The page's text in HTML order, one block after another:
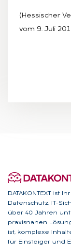
(Hessischer
vom 9. Juli
DATAKONTEXT ist
Datenschutz, IT-
über 40 Jahren
praxisnahen
ist, komplexe
für Einsteiger und